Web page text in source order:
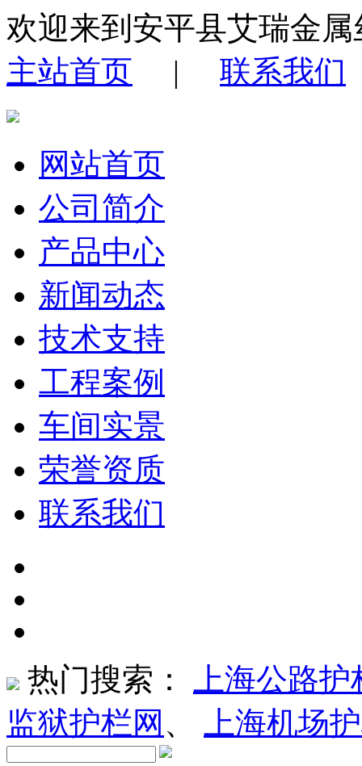
欢迎来到安平县艾瑞金
主站首页 | 联系我们
网站首页
公司简介
产品中心
新闻动态
技术支持
工程案例
车间实景
荣誉资质
联系我们
热门搜索：
上海公路
监狱护栏网 、
上海机场